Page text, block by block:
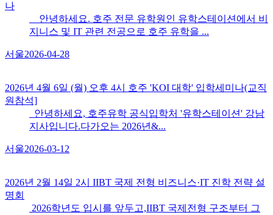
나
안녕하세요. 호주 전문 유학원인 유학스테이션에서 비
지니스 및 IT 관련 전공으로 호주 유학을 ...
서울2026-04-28
2026년 4월 6일 (월) 오후 4시 호주 'KOI 대학​' 입학세미나(교직
원참석]
안녕하세요, 호주유학 공식입학처 '유학스테이션' 강남
지사입니다.다가오는 2026년&...
서울2026-03-12
2026년 2월 14일 2시 IIBT 국제 전형 비즈니스·IT 진학 전략 설
명회
2026학년도 입시를 앞두고,IIBT 국제전형 구조부터 그